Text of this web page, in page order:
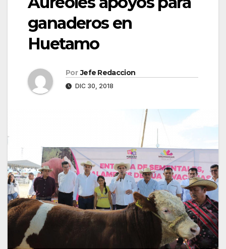
ganaderos en
Huetamo
Por Jefe Redaccion
DIC 30, 2018